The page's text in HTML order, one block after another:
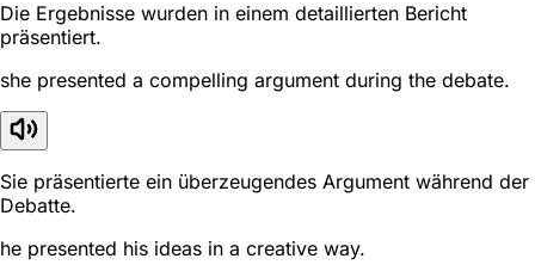
Die Ergebnisse wurden in einem detaillierten Bericht
präsentiert.
she presented a compelling argument during the debate.
Sie präsentierte ein überzeugendes Argument während der
Debatte.
he presented his ideas in a creative way.